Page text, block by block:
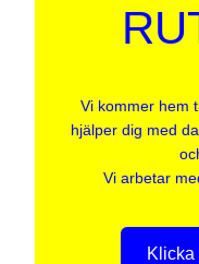
Vi kommer hem
hjälper dig med
Vi arbetar
Klicka